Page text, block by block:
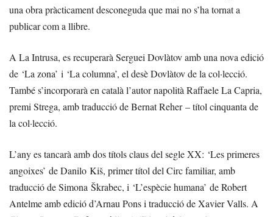
una obra pràcticament desconeguda que mai no s’ha tornat a
publicar com a llibre.
A La Intrusa, es recuperarà Serguei Dovlàtov amb una nova edició
de ‘La zona’ i ‘La columna’, el desè Dovlàtov de la col·lecció.
També s’incorporarà en català l’autor napolità Raffaele La Capria,
premi Strega, amb traducció de Bernat Reher – títol cinquanta de
la col·lecció.
L’any es tancarà amb dos títols claus del segle XX: ‘Les primeres
angoixes’ de Danilo Kiš, primer títol del Circ familiar, amb
traducció de Simona Škrabec, i ‘L’espècie humana’ de Robert
Antelme amb edició d’Arnau Pons i traducció de Xavier Valls. A